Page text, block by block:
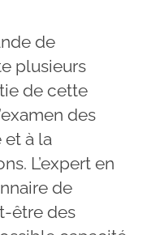
de
plusieurs
de cette
des
à la
L’expert en
de
être des